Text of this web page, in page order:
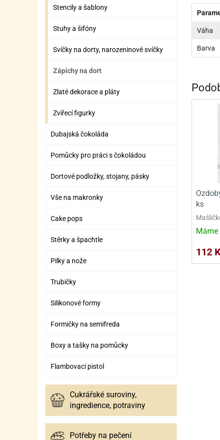
BOXY A TAŠKY NA POMŮCKY
ZÁBAVNÉ HRAČKY, DOPLŇKY
VÝROBA SLIZU
ZÁBAVNÍ PYROTECHNIKA
Stencily a šablony
Stuhy a šifóny
Svíčky na dorty, narozeninové svíčky
Zápichy na dort
Zlaté dekorace a pláty
Zvířecí figurky
Dubajská čokoláda
Pomůcky pro práci s čokoládou
Dortové podložky, stojany, pásky
Vše na makronky
Cake pops
Stěrky a špachtle
Pilky a nože
Trubičky
Silikonové formy
Formičky na semifreda
Boxy a tašky na pomůcky
Flambovací pistol
Cukrářské suroviny,
ingredience, potraviny
Potřeby na pečení
Váha
Barva
ks
Máme
112